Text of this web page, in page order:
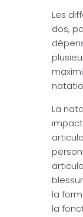
Les
dos,
La
la
la